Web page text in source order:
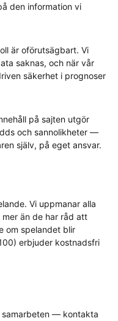
den information vi
är oförutsägbart. Vi
saknas, och när vår
säkerhet i prognoser
på sajten utgör
och sannolikheter —
själv, på eget ansvar.
Vi uppmanar alla
än de har råd att
om spelandet blir
erbjuder kostnadsfri
samarbeten — kontakta